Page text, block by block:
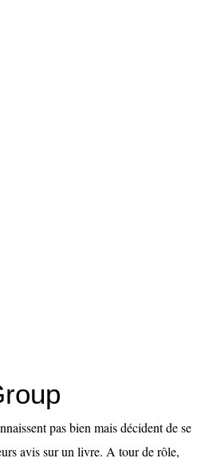
pas bien mais décident de se
avis sur un livre. A tour de rôle,